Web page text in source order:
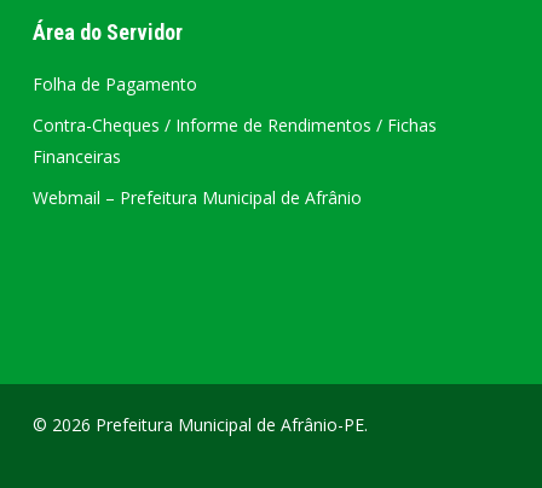
Área do Servidor
Folha de Pagamento
Contra-Cheques / Informe de Rendimentos / Fichas
Financeiras
Webmail – Prefeitura Municipal de Afrânio
© 2026 Prefeitura Municipal de Afrânio-PE.